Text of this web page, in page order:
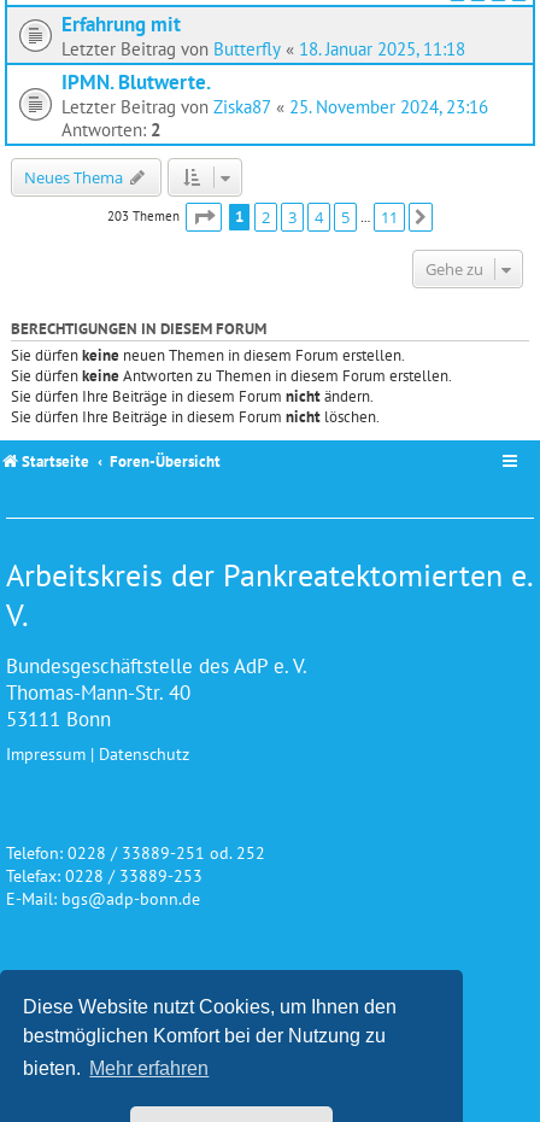
Diese Website nutzt Cookies, um Ihnen den
bestmöglichen Komfort bei der Nutzung zu
bieten. Mehr erfahren
Erfahrung mit
Letzter Beitrag von Butterfly « 18. Januar 2025, 11:18
IPMN. Blutwerte.
Letzter Beitrag von Ziska87 « 25. November 2024, 23:16
Antworten: 2
Neues Thema
203 Themen Seite von
1 2 3 4 5 … 11
Gehe zu
BERECHTIGUNGEN IN DIESEM FORUM
Sie dürfenkeine neuen Themen in diesem Forum erstellen.
Sie dürfenkeineAntworten zu Themen in diesem Forum erstellen.
Sie dürfen Ihre Beiträge in diesem Forum nichtändern.
Sie dürfen Ihre Beiträge in diesem Forum nicht löschen.
Startseite Foren-Übersicht
Arbeitskreis der Pankreatektomierten e.
V.
Bundesgeschäftstelle des AdP e. V.
Thomas-Mann-Str. 40
53111 Bonn
Impressum | Datenschutz
Telefon: 0228 / 33889-251 od. 252
Telefax: 0228 / 33889-253
E-Mail: bgs@adp-bonn.de
Wir danken für die freundliche
Unterstützung und Förderung